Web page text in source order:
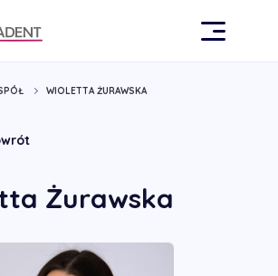
WIOLETTA ŻURAWSKA
Żurawska